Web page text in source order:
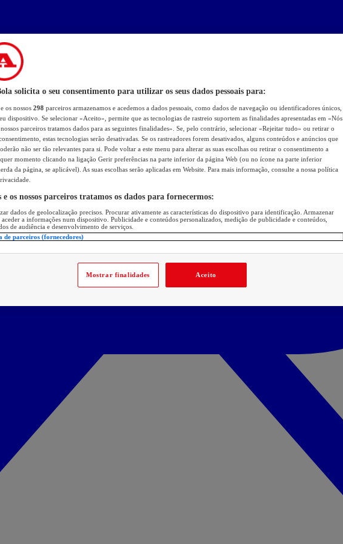
solicita o seu consentimento para utilizar os seus dados pessoais para:
os nossos 298 parceiros armazenamos e acedemos a dados pessoais, como dados de navegação ou identificadores únicos,
dispositivo. Se selecionar «Aceito», permite que as tecnologias de rastreio suportem as finalidades apresentadas em «Nós
nossos parceiros tratamos dados para as seguintes finalidades». Se, pelo contrário, selecionar «Rejeitar tudo» ou retirar o
estas tecnologias serão desativadas. Se os rastreadores forem desativados, alguns conteúdos e anúncios que
não ser tão relevantes para si. Pode voltar a este menu para alterar as suas escolhas ou retirar o consentimento a
momento clicando na ligação Gerir preferências na parte inferior da página Web (ou no ícone na parte inferior
da página, se aplicável). As suas escolhas serão aplicadas em Website. Para mais informação, consulte a nossa política
e os nossos parceiros tratamos os dados para fornecermos:
dados de geolocalização precisos. Procurar ativamente as características do dispositivo para identificação. Armazenar
aceder a informações num dispositivo. Publicidade e conteúdos personalizados, medição de publicidade e conteúdos,
de audiência e desenvolvimento de serviços.
de parceiros (fornecedores)
Mostrar finalidades Aceito